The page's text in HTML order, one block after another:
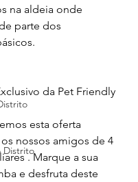
Distrito
na aldeia onde
parte dos
da Pet Friendly
esta oferta
nossos amigos de 4
. Marque a sua
e desfruta deste